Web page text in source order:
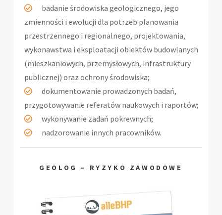
badanie środowiska geologicznego, jego
zmienności i ewolucji dla potrzeb planowania
przestrzennego i regionalnego, projektowania,
wykonawstwa i eksploatacji obiektów budowlanych
(mieszkaniowych, przemysłowych, infrastruktury
publicznej) oraz ochrony środowiska;
dokumentowanie prowadzonych badań,
przygotowywanie referatów naukowych i raportów;
wykonywanie zadań pokrewnych;
nadzorowanie innych pracowników.
GEOLOG – RYZYKO ZAWODOWE